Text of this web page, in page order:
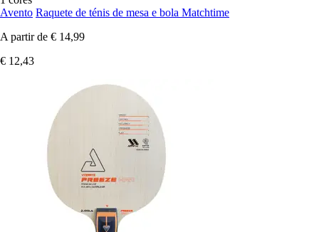
Avento Raquete de ténis de mesa e bola Matchtime
A partir de € 14,99
€ 12,43